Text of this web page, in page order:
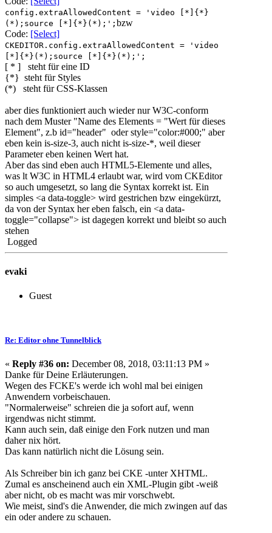
config.extraAllowedContent = 'video [*]{*}
(*);source [*]{*}(*);'; bzw
Code: [Select]
CKEDITOR.config.extraAllowedContent = 'video
[*]{*}(*);source [*]{*}(*);';
[ * ] steht für eine ID
{*} steht für Styles
(*) steht für CSS-Klassen
aber dies funktioniert auch wieder nur W3C-conform
nach dem Muster "Name des Elements = "Wert für dieses
Element", z.b id="header" oder style="color:#000;" aber
eben kein is-size-3, auch nicht is-size-*, weil dieser
Parameter eben keinen Wert hat.
Aber das sind eben auch HTML5-Elemente und alles,
was lt W3C in HTML4 erlaubt war, wird vom CKEditor
so auch umgesetzt, so lang die Syntax korrekt ist. Ein
simples <a data-toggle> wird gestrichen bzw eingekürzt,
da von der Syntax her eben falsch, ein <a data-
toggle="collapse"> ist dagegen korrekt und bleibt so auch
stehen
Logged
evaki
Guest
Re: Editor ohne Tunnelblick
« Reply #36 on: December 08, 2018, 03:11:13 PM »
Danke für Deine Erläuterungen.
Wegen des FCKE's werde ich wohl mal bei einigen
Anwendern vorbeischauen.
"Normalerweise" schreien die ja sofort auf, wenn
irgendwas nicht stimmt.
Kann auch sein, daß einige den Fork nutzen und man
daher nix hört.
Das kann natürlich nicht die Lösung sein.
Als Schreiber bin ich ganz bei CKE -unter XHTML.
Zumal es anscheinend auch ein XML-Plugin gibt -weiß
aber nicht, ob es macht was mir vorschwebt.
Wie meist, sind's die Anwender, die mich zwingen auf das
ein oder andere zu schauen.